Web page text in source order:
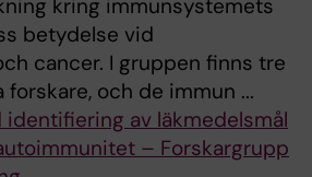
kring immunsystemets
betydelse vid
cancer. I gruppen finns tre
och de immun ...
identifiering av läkmedelsmål
– Forskargrupp